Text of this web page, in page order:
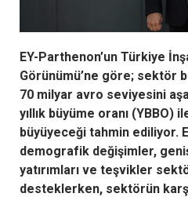
EY-Parthenon’un Türkiye
Görünümü’ne göre; sektör
70 milyar avro seviyesini
yıllık büyüme oranı (YBBO)
büyüyeceği tahmin ediliyor.
demografik değişimler,
yatırımları ve teşvikler
desteklerken, sektörün